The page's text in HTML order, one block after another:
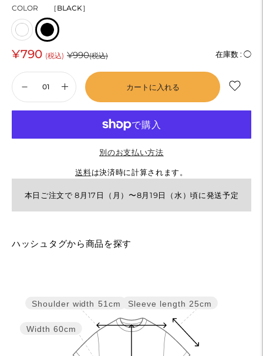
COLOR ［BLACK］
¥790 (税込) ¥990(税込)通
常
格
在庫数 : ◯
カートに入れる
別のお支払い方法
送料は決済時に計算されます。
本日ご注文で 8月17日（月）〜8月19日（水）頃に発送予定
カ
ハッシュタグから商品を探す
Sleeve length 25cm
Width 60cm
Shoulder width 51cm